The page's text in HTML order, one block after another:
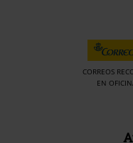
CORREOS
EN